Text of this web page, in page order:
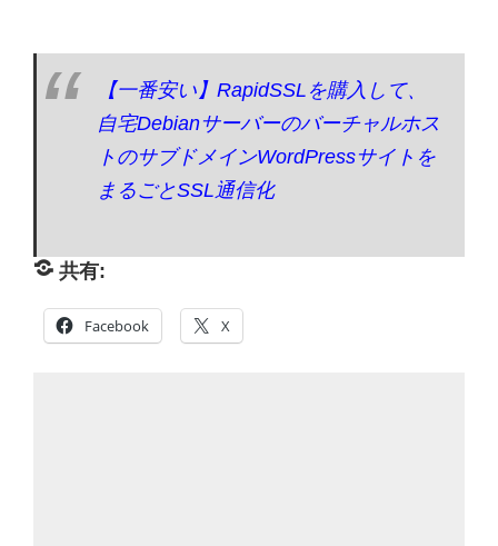
【一番安い】RapidSSLを購入して、
自宅Debianサーバーのバーチャルホス
トのサブドメインWordPressサイトを
まるごとSSL通信化
共有:
Facebook X